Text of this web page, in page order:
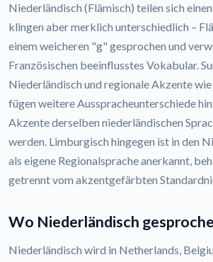
Niederländisch (Flämisch) teilen sich
klingen aber merklich unterschiedlich –
einem weicheren "g" gesprochen und
Französischen beeinflusstes Vokabular.
Niederländisch und regionale Akzente
fügen weitere Ausspracheunterschiede
Akzente derselben niederländischen
werden. Limburgisch hingegen ist in den
als eigene Regionalsprache anerkannt,
getrennt vom akzentgefärbten
Wo Niederländisch
Niederländisch wird in Netherlands,